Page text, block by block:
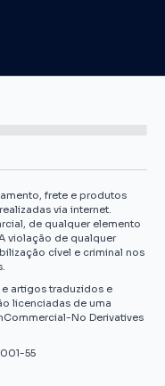
frete e produtos
via internet.
de qualquer elemento
violação de qualquer
cível e criminal nos
artigos traduzidos e
licenciadas de uma
No Derivatives
55